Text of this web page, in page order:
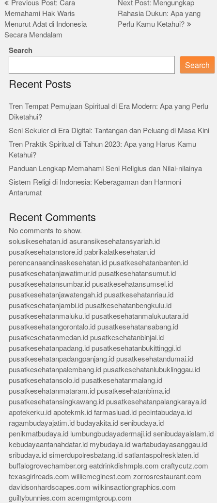
navigation
Previous Post: Cara
Memahami Hak Waris
Menurut Adat di Indonesia
Secara Mendalam
Next Post: Mengungkap
Rahasia Dukun: Apa yang
Perlu Kamu Ketahui?
Search
Search
Recent Posts
Tren Tempat Pemujaan Spiritual di Era Modern: Apa yang Perlu
Diketahui?
Seni Sekuler di Era Digital: Tantangan dan Peluang di Masa Kini
Tren Praktik Spiritual di Tahun 2023: Apa yang Harus Kamu
Ketahui?
Panduan Lengkap Memahami Seni Religius dan Nilai-nilainya
Sistem Religi di Indonesia: Keberagaman dan Harmoni
Antarumat
Recent Comments
No comments to show.
solusikesehatan.id asuransikesehatansyariah.id
pusatkesehatanstore.id pabrikalatkesehatan.id
perencanaandinaskesehatan.id pusatkesehatanbanten.id
pusatkesehatanjawatimur.id pusatkesehatansumut.id
pusatkesehatansumbar.id pusatkesehatansumsel.id
pusatkesehatanjawatengah.id pusatkesehatanriau.id
pusatkesehatanjambi.id pusatkesehatanbengkulu.id
pusatkesehatanmaluku.id pusatkesehatanmalukuutara.id
pusatkesehatangorontalo.id pusatkesehatansabang.id
pusatkesehatanmedan.id pusatkesehatanbinjai.id
pusatkesehatanpadang.id pusatkesehatanbukittinggi.id
pusatkesehatanpadangpanjang.id pusatkesehatandumai.id
pusatkesehatanpalembang.id pusatkesehatanlubuklinggau.id
pusatkesehatansolo.id pusatkesehatanmalang.id
pusatkesehatanmataram.id pusatkesehatanbima.id
pusatkesehatansingkawang.id pusatkesehatanpalangkaraya.id
apotekerku.id apotekmk.id farmasiuad.id pecintabudaya.id
ragambudayajatim.id budayakita.id senibudaya.id
penikmatbudaya.id lumbungbudayadermaji.id senibudayaislam.id
kebudayaantanahdatar.id mybudaya.id wartabudayasanggau.id
sribudaya.id simerdupolresbatang.id satlantaspolresklaten.id
buffalogrovechamber.org eatdrinkdishmpls.com craftycutz.com
texasgirlreads.com williemcginest.com zorrosrestaurant.com
davidsonhardscapes.com wilkinsactiongraphics.com
guiltybunnies.com acemgmtgroup.com